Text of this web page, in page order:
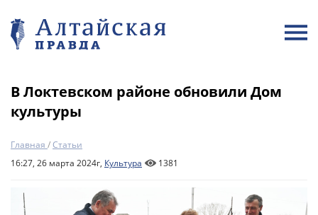
В Локтевском районе обновили Дом
культуры
Главная /Статьи
16:27, 26 марта 2024г, Культура 1381